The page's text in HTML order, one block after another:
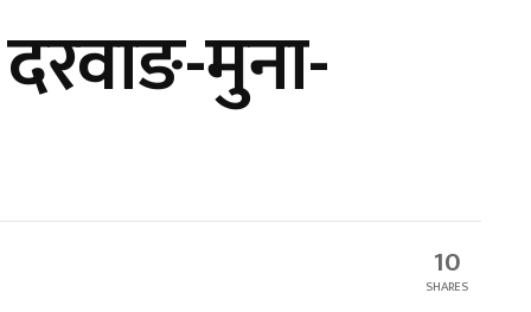
मुना-
10
SHARES